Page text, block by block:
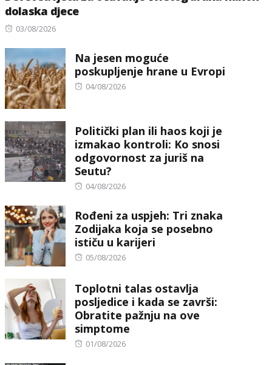
dolaska djece
Posted
03/08/2026
Na jesen moguće
poskupljenje hrane u Evropi
Posted
04/08/2026
Politički plan ili haos koji je
izmakao kontroli: Ko snosi
odgovornost za juriš na
Seutu?
Posted
04/08/2026
Rođeni za uspjeh: Tri znaka
Zodijaka koja se posebno
ističu u karijeri
Posted
05/08/2026
Toplotni talas ostavlja
posljedice i kada se završi:
Obratite pažnju na ove
simptome
Posted
01/08/2026